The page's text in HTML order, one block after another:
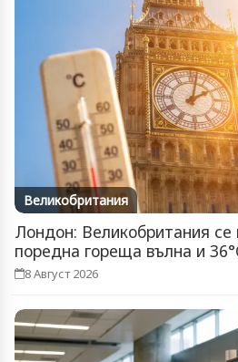
Великобритания
Лондон: Великобритания се
поредна гореща вълна и
8 Август 2026